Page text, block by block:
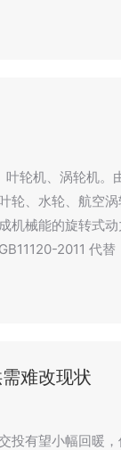
轮机、涡轮机
轮、水轮、航空
机械能的旋转式
2011 代
难改现状
投有望小幅回暖